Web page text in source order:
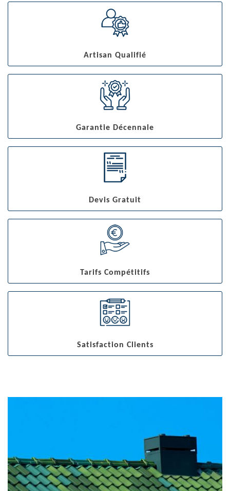
Artisan Qualifié
Garantie Décennale
Devis Gratuit
Tarifs Compétitifs
Satisfaction Clients